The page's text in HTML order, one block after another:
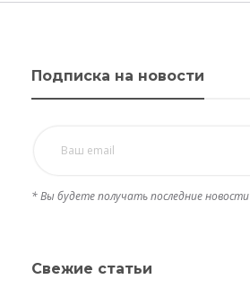
Подписка на новости
* Вы будете получать последние
Свежие статьи